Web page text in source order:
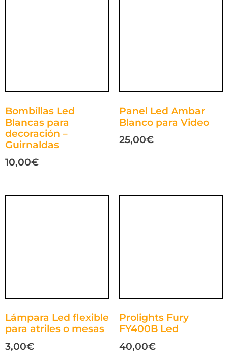
Bombillas Led
Blancas para
decoración –
Guirnaldas
10,00€
Panel Led Ambar
Blanco para Video
25,00€
Lámpara Led flexible
para atriles o mesas
3,00€
Prolights Fury
FY400B Led
40,00€